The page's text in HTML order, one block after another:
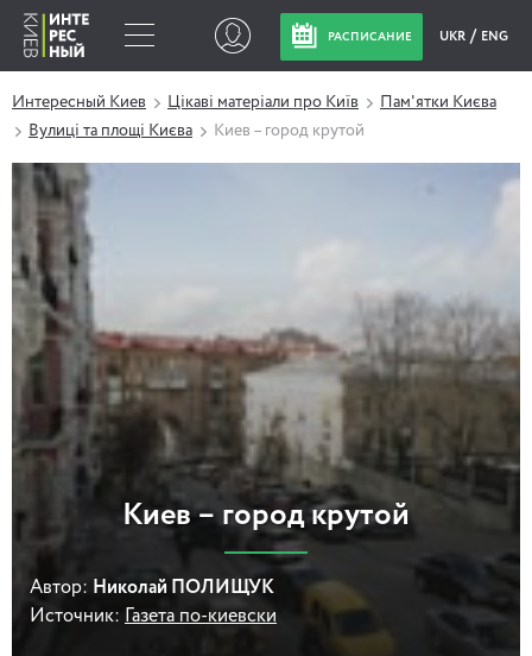
РАСПИСАНИЕ UKR ENG
Интересный Киев Цікаві матеріали про Київ
Пам'ятки Києва
Вулиці та площі Києва
Киев – город крутой
Киев – город крутой
Автор: Николай ПОЛИЩУК
Источник:
Газета по-киевски